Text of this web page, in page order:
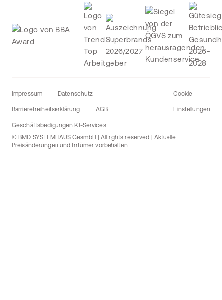
Impressum Datenschutz
Barrierefreiheitserklärung AGB
Geschäftsbedigungen KI-Services
Cookie
Einstellungen
© BMD SYSTEMHAUS GesmbH | All rights reserved | Aktuelle
Preisänderungen und Irrtümer vorbehalten